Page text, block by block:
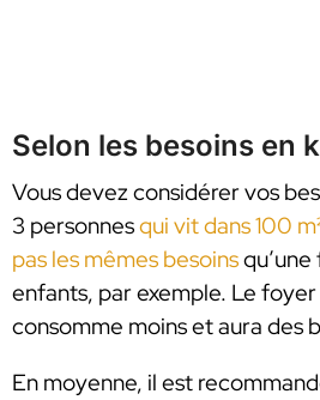
Selon les besoins en
Vous devez considérer vos
3 personnesqui vit dans 100
pas les mêmes besoins
enfants, par exemple. Le
consomme moins et aura des
En moyenne, il est